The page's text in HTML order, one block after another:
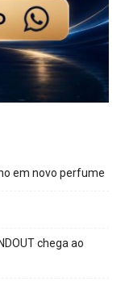
em novo perfume
chega ao